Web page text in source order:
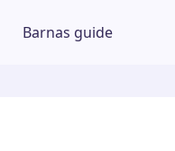
Barnas guide